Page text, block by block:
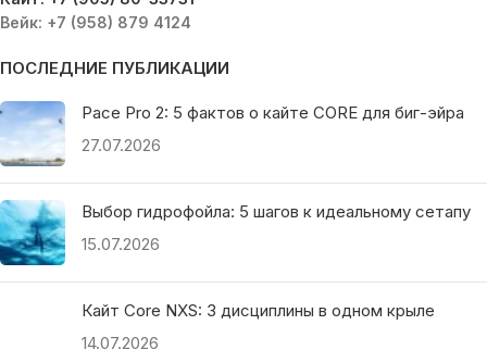
Вейк: +7 (958) 879 4124
ПОСЛЕДНИЕ ПУБЛИКАЦИИ
Pace Pro 2: 5 фактов о кайте CORE для биг-эйра
27.07.2026
Выбор гидрофойла: 5 шагов к идеальному сетапу
15.07.2026
Кайт Core NXS: 3 дисциплины в одном крыле
14.07.2026